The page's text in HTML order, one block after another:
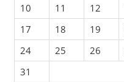
10
11 12
17
18 19
24
25 26
31